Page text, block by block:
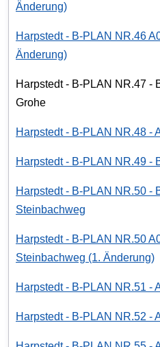
Änderung)
Harpstedt - B-PLAN NR.46
Änderung)
Harpstedt - B-PLAN NR.47 -
Grohe
Harpstedt - B-PLAN NR.48 -
Harpstedt - B-PLAN NR.49 -
Harpstedt - B-PLAN NR.50 -
Steinbachweg
Harpstedt - B-PLAN NR.50
Steinbachweg (1. Änderung)
Harpstedt - B-PLAN NR.51 -
Harpstedt - B-PLAN NR.52 -